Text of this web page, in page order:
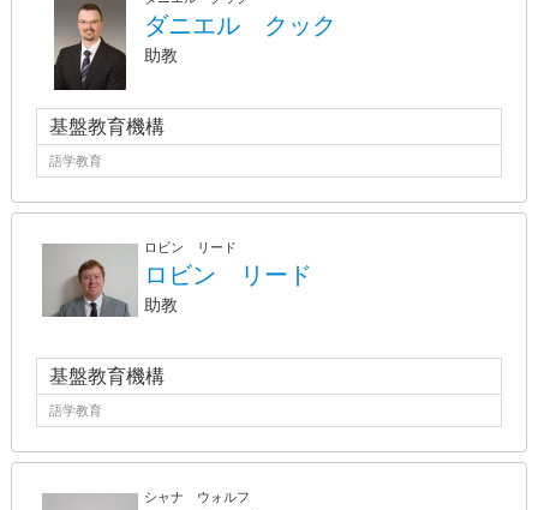
ダニエル クック
助教
基盤教育機構
語学教育
ロビン リード
ロビン リード
助教
基盤教育機構
語学教育
シャナ ウォルフ